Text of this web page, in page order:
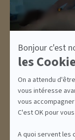
Bonjour c'est
les
On a attendu
vous intéresse
vous
C'est OK pour vous
A quoi servent les